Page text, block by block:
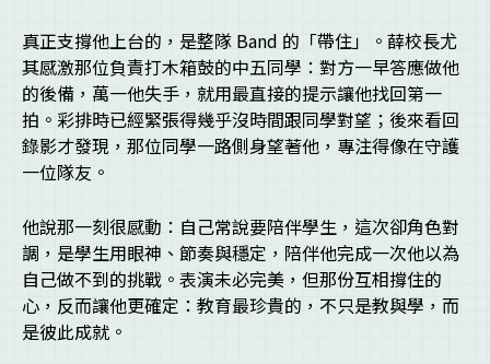
真正支撐他上台的，是整隊 Band 的「帶住」。薛校長尤
其感激那位負責打木箱鼓的中五同學：對方一早答應做他
的後備，萬一他失手，就用最直接的提示讓他找回第一
拍。彩排時已經緊張得幾乎沒時間跟同學對望；後來看回
錄影才發現，那位同學一路側身望著他，專注得像在守護
一位隊友。
他說那一刻很感動：自己常說要陪伴學生，這次卻角色對
調，是學生用眼神、節奏與穩定，陪伴他完成一次他以為
自己做不到的挑戰。表演未必完美，但那份互相撐住的
心，反而讓他更確定：教育最珍貴的，不只是教與學，而
是彼此成就。